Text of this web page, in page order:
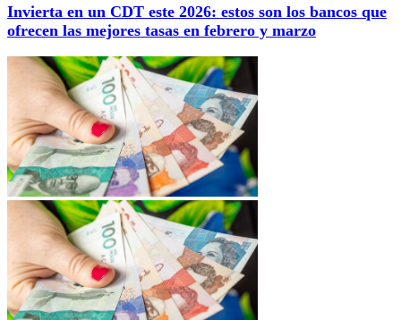
Invierta en un CDT este 2026: estos son los bancos que
ofrecen las mejores tasas en febrero y marzo